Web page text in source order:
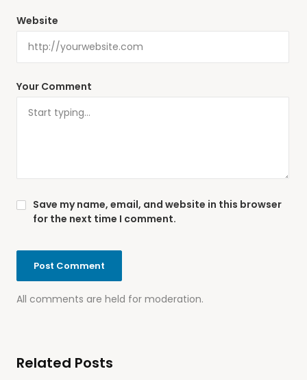
Your Comment
All comments are held for moderation.
Website
Save my name, email, and website in this browser
for the next time I comment.
Related Posts